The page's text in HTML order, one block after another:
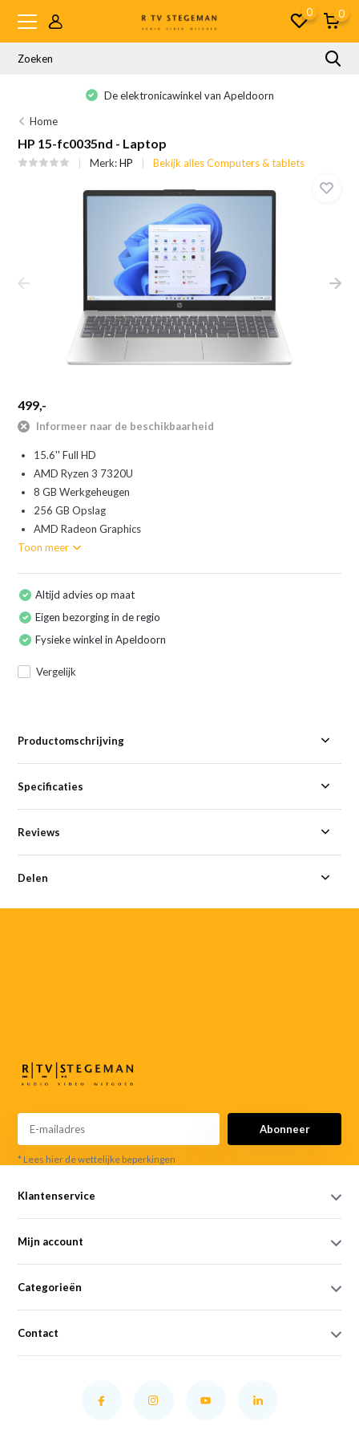
0 0
De elektronicawinkel van Apeldoorn
Home
HP 15-fc0035nd - Laptop
Merk:HP Bekijk alles Computers & tablets
499,-
Informeer naar de beschikbaarheid
15.6'' Full HD
AMD Ryzen 3 7320U
8 GB Werkgeheugen
256 GB Opslag
AMD Radeon Graphics
Toon meer
Altijd advies op maat
Eigen bezorging in de regio
Fysieke winkel in Apeldoorn
Vergelijk
Productomschrijving
Specificaties
Reviews
Delen
Abonneer
* Lees hier de wettelijke beperkingen
Klantenservice
Mijn account
Categorieën
Contact